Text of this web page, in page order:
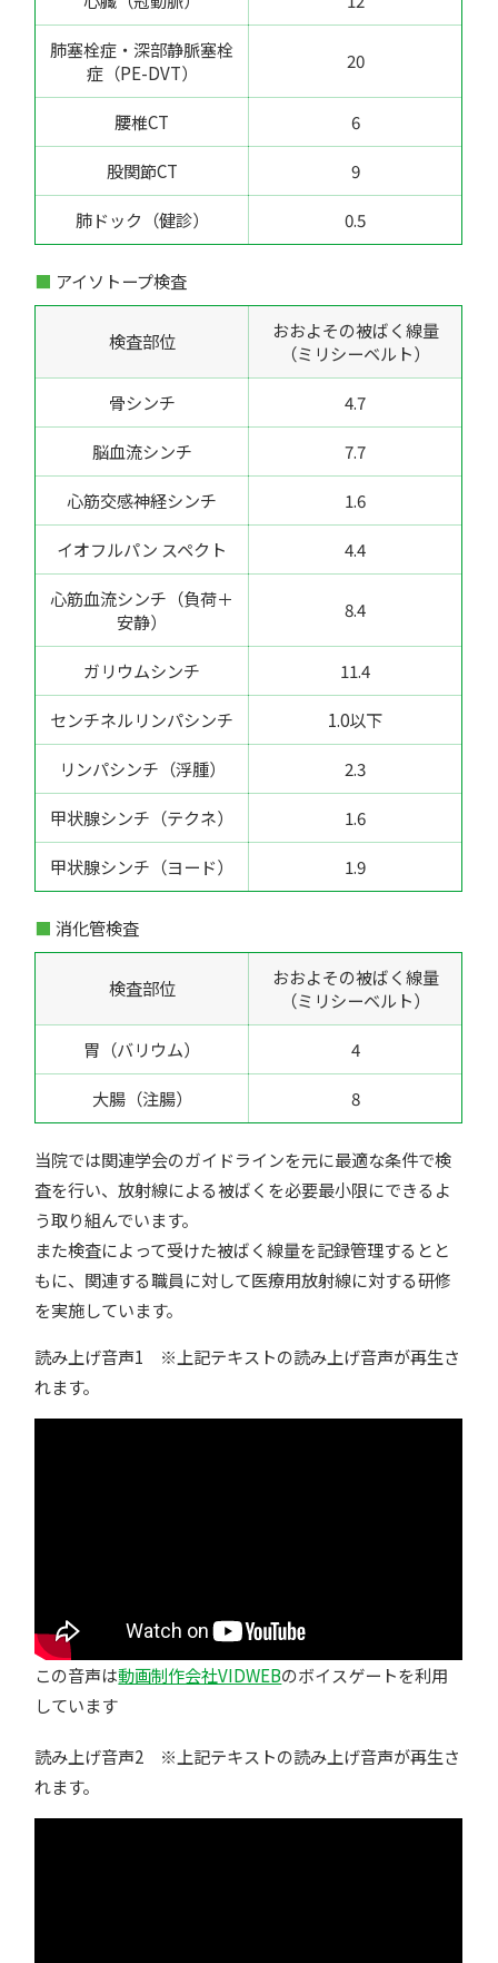
肺塞栓症・深部静脈塞栓
症（PE-DVT）
20
腰椎CT
6
股関節CT
9
肺ドック（健診）
0.5
アイソトープ検査
検査部位
おおよその被ばく線量
（ミリシーベルト）
骨シンチ
4.7
脳血流シンチ
7.7
心筋交感神経シンチ
1.6
イオフルパン スペクト
4.4
心筋血流シンチ（負荷＋
安静）
8.4
ガリウムシンチ
11.4
センチネルリンパシンチ
1.0以下
リンパシンチ（浮腫）
2.3
甲状腺シンチ（テクネ）
1.6
甲状腺シンチ（ヨード）
1.9
消化管検査
検査部位
おおよその被ばく線量
（ミリシーベルト）
胃（バリウム）
4
大腸（注腸）
8
当院では関連学会のガイドラインを元に最適な条件で検
査を行い、放射線による被ばくを必要最小限にできるよ
う取り組んでいます。
また検査によって受けた被ばく線量を記録管理するとと
もに、関連する職員に対して医療用放射線に対する研修
を実施しています。
読み上げ音声1 ※上記テキストの読み上げ音声が再生さ
れます。
この音声は動画制作会社VIDWEBのボイスゲートを利用
しています
読み上げ音声2 ※上記テキストの読み上げ音声が再生さ
れます。